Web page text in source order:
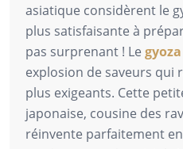
asiatique considèrent le
plus satisfaisante à
pas surprenant ! Le
explosion de saveurs qui
plus exigeants. Cette
japonaise, cousine des
réinvente parfaitement